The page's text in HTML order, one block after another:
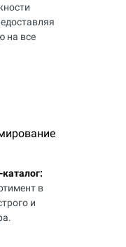
на все
в
и